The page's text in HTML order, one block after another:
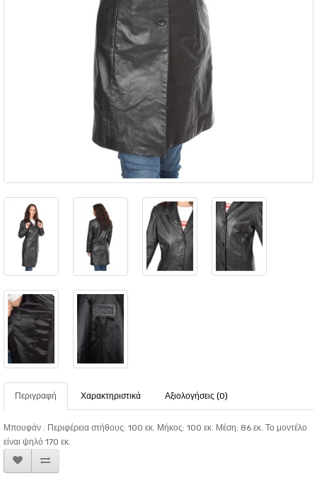
Περιγραφή Χαρακτηριστικά Αξιολογήσεις (0)
Μπουφάν . Περιφέρεια στήθους: 100 εκ. Μήκος: 100 εκ. Μέση: 86 εκ. Το μοντέλο
είναι ψηλό 170 εκ.